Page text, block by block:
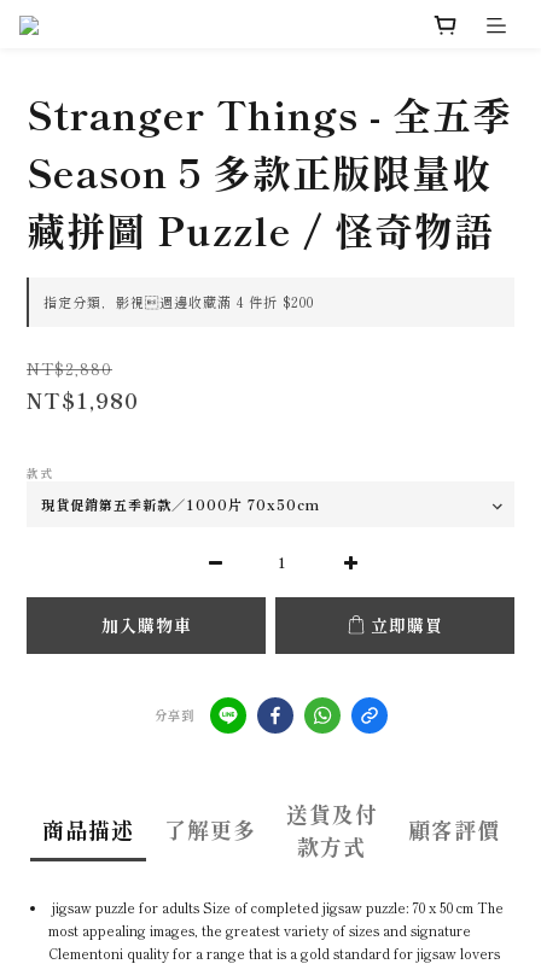
Stranger Things - 全五季
Season 5 多款正版限量收
藏拼圖 Puzzle / 怪奇物語
指定分類，影視週邊收藏滿 4 件折 $200
NT$2,880
NT$1,980
款式
加入購物車 立即購買
分享到
商品描述 了解更多
送貨及付
款方式
顧客評價
jigsaw puzzle for adults Size of completed jigsaw puzzle: 70 x 50 cm The
most appealing images, the greatest variety of sizes and signature
Clementoni quality for a range that is a gold standard for jigsaw lovers